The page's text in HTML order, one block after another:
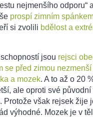
nejmenšího odporu“
prospí zimním
si zvolili bdělost a
jsou rejsci
se před zimou
a mozek. A to až o 20
ale oproti své
Protože však rejsek žije
výhodné. Mozek je v